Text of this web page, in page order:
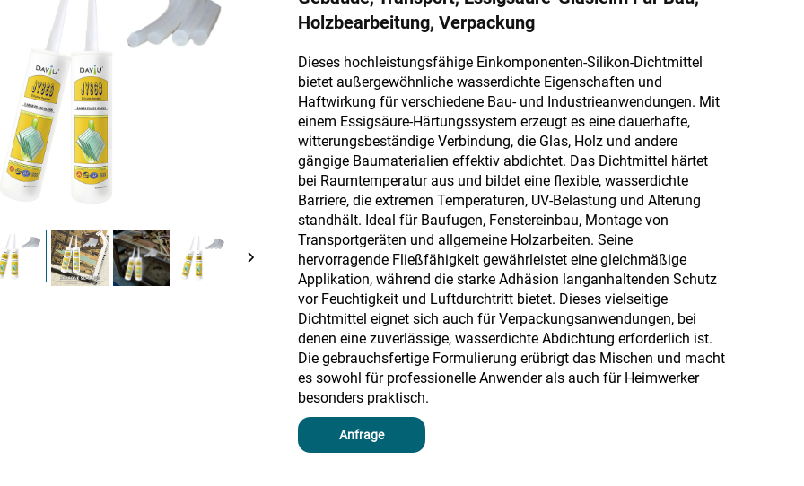
Holzbearbeitung, Verpackung
Dieses hochleistungsfähige Einkomponenten-Silikon-Dichtmittel
bietet außergewöhnliche wasserdichte Eigenschaften und
Haftwirkung für verschiedene Bau- und Industrieanwendungen. Mit
einem Essigsäure-Härtungssystem erzeugt es eine dauerhafte,
witterungsbeständige Verbindung, die Glas, Holz und andere
gängige Baumaterialien effektiv abdichtet. Das Dichtmittel härtet
bei Raumtemperatur aus und bildet eine flexible, wasserdichte
Barriere, die extremen Temperaturen, UV-Belastung und Alterung
standhält. Ideal für Baufugen, Fenstereinbau, Montage von
Transportgeräten und allgemeine Holzarbeiten. Seine
hervorragende Fließfähigkeit gewährleistet eine gleichmäßige
Applikation, während die starke Adhäsion langanhaltenden Schutz
vor Feuchtigkeit und Luftdurchtritt bietet. Dieses vielseitige
Dichtmittel eignet sich auch für Verpackungsanwendungen, bei
denen eine zuverlässige, wasserdichte Abdichtung erforderlich ist.
Die gebrauchsfertige Formulierung erübrigt das Mischen und macht
es sowohl für professionelle Anwender als auch für Heimwerker
besonders praktisch.
Anfrage